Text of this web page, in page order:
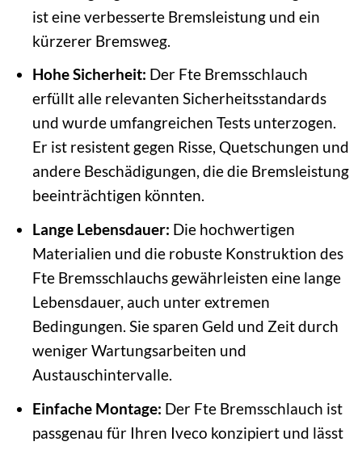
ist eine verbesserte Bremsleistung und ein
kürzerer Bremsweg.
Hohe Sicherheit: Der Fte Bremsschlauch
erfüllt alle relevanten Sicherheitsstandards
und wurde umfangreichen Tests unterzogen.
Er ist resistent gegen Risse, Quetschungen und
andere Beschädigungen, die die Bremsleistung
beeinträchtigen könnten.
Lange Lebensdauer: Die hochwertigen
Materialien und die robuste Konstruktion des
Fte Bremsschlauchs gewährleisten eine lange
Lebensdauer, auch unter extremen
Bedingungen. Sie sparen Geld und Zeit durch
weniger Wartungsarbeiten und
Austauschintervalle.
Einfache Montage: Der Fte Bremsschlauch ist
passgenau für Ihren Iveco konzipiert und lässt